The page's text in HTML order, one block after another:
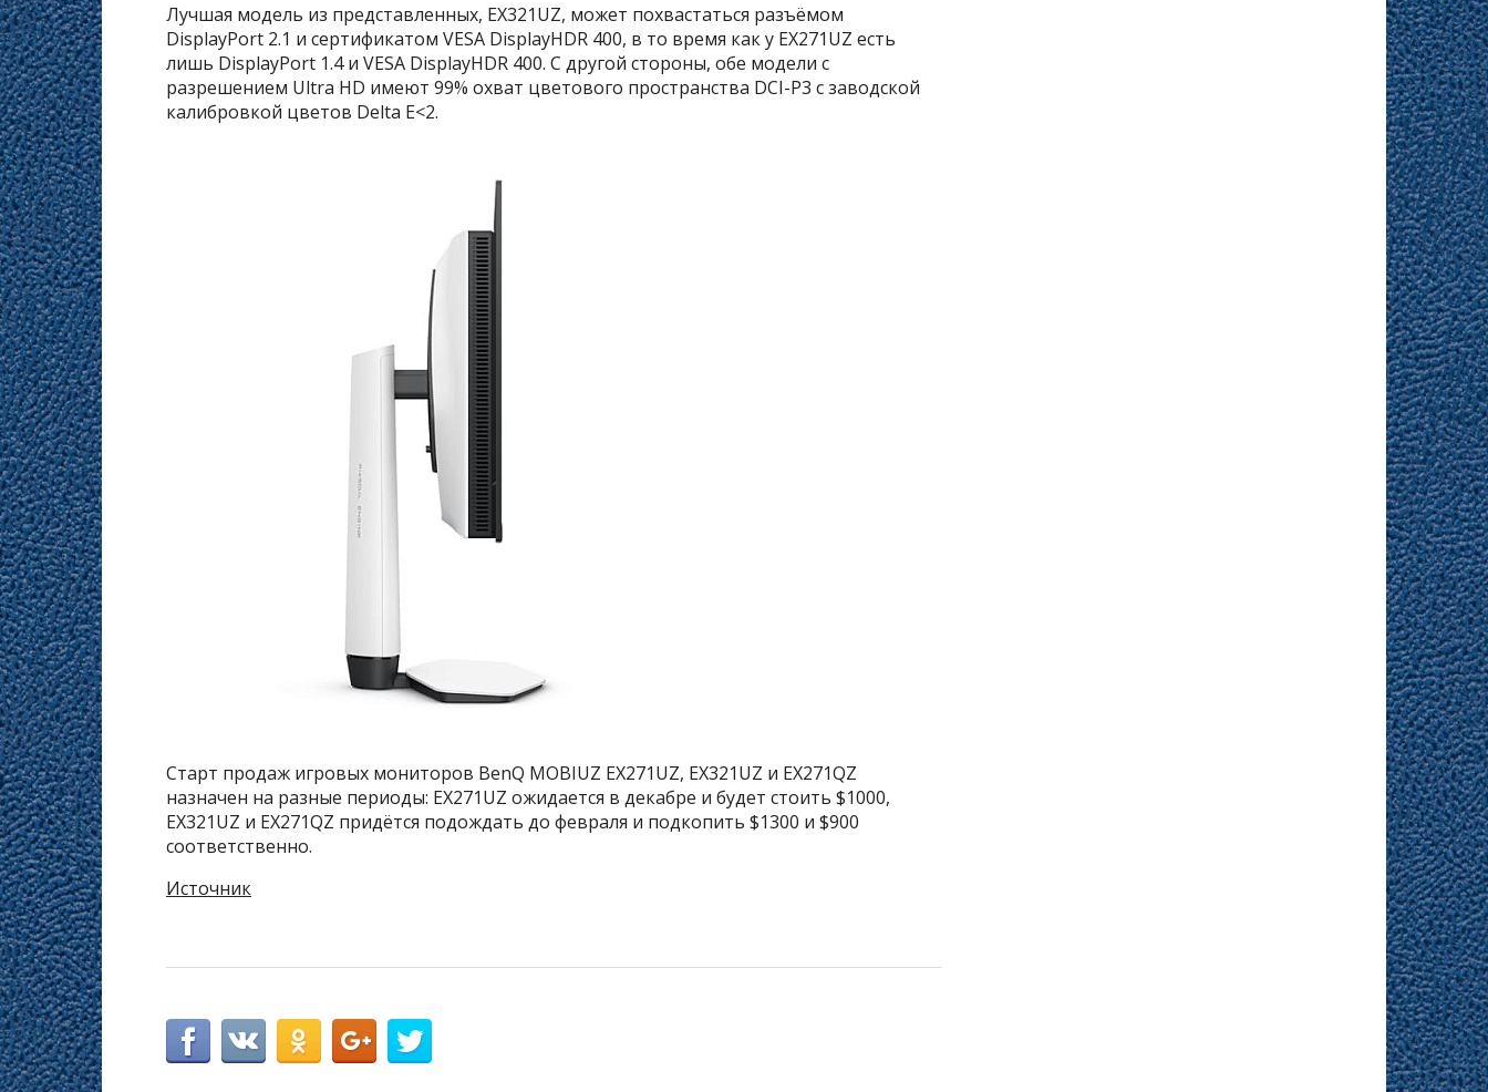
Лучшая модель из представленных, EX321UZ, может похвастаться разъёмом
DisplayPort 2.1 и сертификатом VESA DisplayHDR 400, в то время как у EX271UZ есть
лишь DisplayPort 1.4 и VESA DisplayHDR 400. С другой стороны, обе модели с
разрешением Ultra HD имеют 99% охват цветового пространства DCI-P3 с заводской
калибровкой цветов Delta E<2.
Старт продаж игровых мониторов BenQ MOBIUZ EX271UZ, EX321UZ и EX271QZ
назначен на разные периоды: EX271UZ ожидается в декабре и будет стоить $1000,
EX321UZ и EX271QZ придётся подождать до февраля и подкопить $1300 и $900
соответственно.
Источник